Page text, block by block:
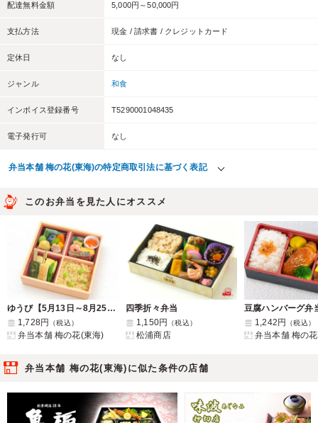
配達無料金額 5,000円～50,000円
支払方法 現金 / 請求書 / クレジットカード
定休日 なし
ジャンル 和食
インボイス登録番号 T5290001048435
電子発行可 なし
弁当本舗 梅の花(東海)の特定商取引法に基づく表記
このお弁当を見た人にオススメ
ゆうび【5月13日～8月25日までのお届け】
1,728円
（税込）
弁当本舗 梅の花(東海)
四季折々弁当
1,150円
（税込）
松浦商店
1,242円 （税込）
弁当本舗 梅の
弁当本舗 梅の花(東海)に似た条件の店舗